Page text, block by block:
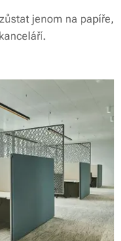
jenom na papíře,